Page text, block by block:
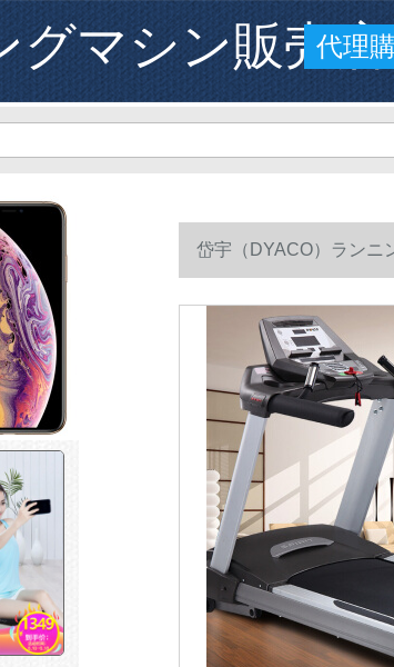
グマシン販売店
代理
岱宇（DYACO）ランニ